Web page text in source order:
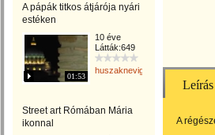
A pápák titkos átjárója nyári
estéken
01:53
10 éve
Látták:649
huszaknevighgabriella
Street art Rómában Mária
ikonnal
Leírás
A